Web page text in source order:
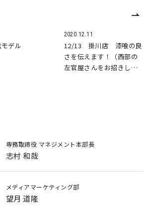
デル
2020.12.11
12/13 掛川店 漆喰の良
さを伝えます！（西部の
左官屋さんをお招きし…
専務取締役 マネジメント本部長
志村 和哉
メディアマーケティング部
望月 道隆